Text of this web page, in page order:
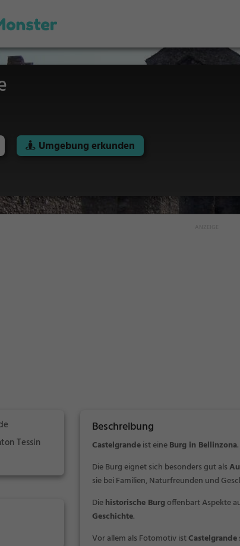
Umgebung erkunden
Tessin
Beschreibung
Castelgrandeist eineBurg in Bellinzona.
Die Burg eignet sich besonders gut als
sie bei Familien, Naturfreunden und
Diehistorische Burgoffenbart Aspekte
Geschichte.
Vor allem als Fotomotiv istCastelgrande